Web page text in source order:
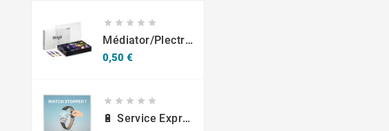
    
Médiator/plectre En Nylon S, Ruby S Ou Touch L - STAGG PBOX10
0,50 €
    
🔋 Service Express : Remplacement De Piles D'Horlogerie